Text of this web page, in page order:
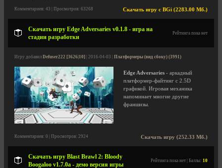
Скачать игру с BGi (2283.00 Мб.)
Комментариев: 43 | Просмотров: 63268
Скачать игру Edge Adversaries v0.1.8 - игра на
стадии разработки
Рейтинга пока нет
Игру добавил Defuser222 [3626|10] | 2016-04-03 | Платформеры (вид сбоку) (3991)
Edge Adversaries - аркадный
платформер-файтинг с 2.5D
графикой. Игровая механика
напоминает многие другие
франшизы.
Скачать игру (252.33 Мб.)
Комментариев: 0 | Просмотров: 2924
Скачать игру Blast Brawl 2: Bloody
Boogaloo v1.7.0a - демо версия игры
Рейтинга пока нет | Баллы: 10